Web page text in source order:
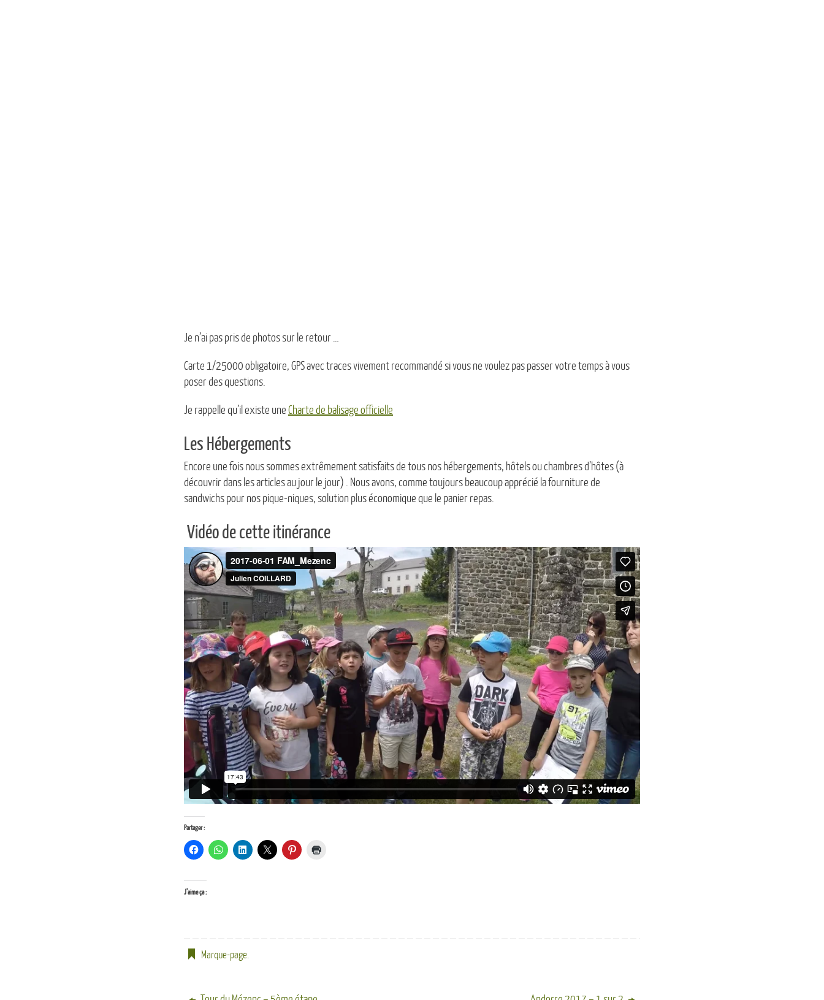
Je n’ai pas pris de photos sur le retour …
Carte 1/25000 obligatoire, GPS avec traces vivement recommandé si vous ne voulez pas passer votre temps à vous
poser des questions.
Je rappelle qu’il existe une Charte de balisage officielle
Les Hébergements
Encore une fois nous sommes extrêmement satisfaits de tous nos hébergements, hôtels ou chambres d’hôtes (à
découvrir dans les articles au jour le jour) . Nous avons, comme toujours beaucoup apprécié la fourniture de
sandwichs pour nos pique-niques, solution plus économique que le panier repas.
Vidéo de cette itinérance
Partager :
J’aime ça :
Marque-page.